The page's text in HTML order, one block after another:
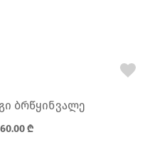
ბრწყინვალე
₾